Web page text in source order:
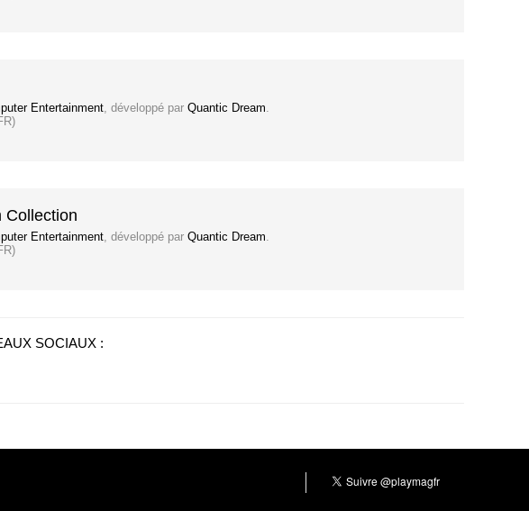
Entertainment, développé par Quantic Dream.
Collection
Entertainment, développé par Quantic Dream.
SOCIAUX :